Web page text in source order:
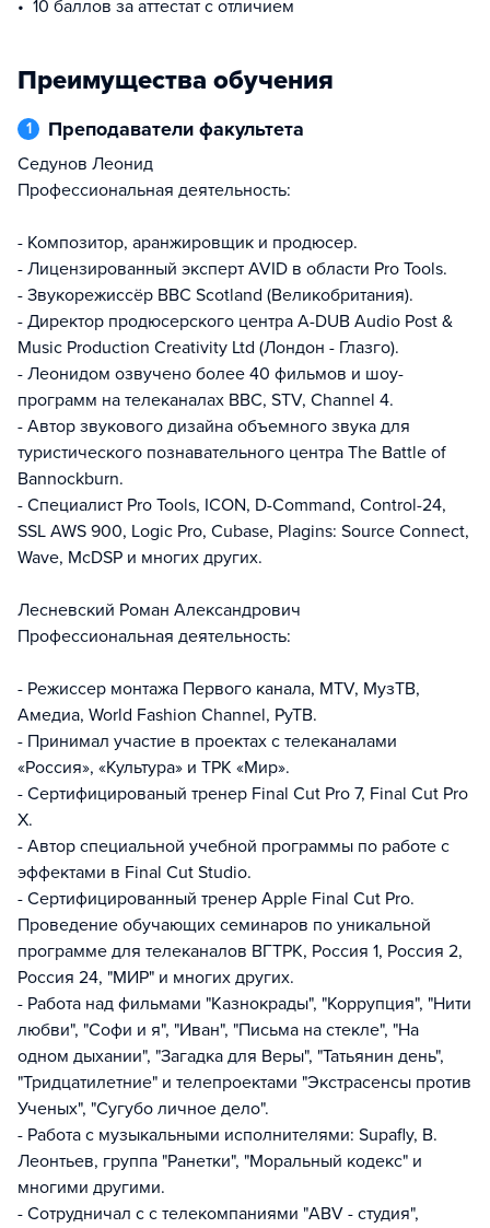
10 баллов за аттестат с отличием
Преимущества обучения
1 Преподаватели факультета
Седунов Леонид
Профессиональная деятельность:
- Композитор, аранжировщик и продюсер.
- Лицензированный эксперт AVID в области Pro Tools.
- Звукорежиссёр BBC Scotland (Великобритания).
- Директор продюсерского центра A-DUB Audio Post &
Music Production Creativity Ltd (Лондон - Глазго).
- Леонидом озвучено более 40 фильмов и шоу-
программ на телеканалах BBC, STV, Channel 4.
- Автор звукового дизайна объемного звука для
туристического познавательного центра The Battle of
Bannockburn.
- Специалист Pro Tools, ICON, D-Command, Control-24,
SSL AWS 900, Logic Pro, Cubase, Plagins: Source Connect,
Wave, McDSP и многих других.
Лесневский Роман Александрович
Профессиональная деятельность:
- Режиссер монтажа Первого канала, MTV, МузТВ,
Амедиа, World Fashion Channel, PyTB.
- Принимал участие в проектах с телеканалами
«Россия», «Культура» и ТРК «Мир».
- Сертифицированый тренер Final Cut Pro 7, Final Cut Pro
X.
- Автор специальной учебной программы по работе с
эффектами в Final Cut Studio.
- Cертифицированный тренер Apple Final Cut Pro.
Проведение обучающих семинаров по уникальной
программе для телеканалов ВГТРК, Россия 1, Россия 2,
Россия 24, "МИР" и многих других.
- Работа над фильмами "Казнокрады", "Коррупция", "Нити
любви", "Софи и я", "Иван", "Письма на стекле", "На
одном дыхании", "Загадка для Веры", "Татьянин день",
"Тридцатилетние" и телепроектами "Экстрасенсы против
Ученых", "Сугубо личное дело".
- Работа с музыкальными исполнителями: Supafly, В.
Леонтьев, группа "Ранетки", "Моральный кодекс" и
многими другими.
- Сотрудничал с с телекомпаниями "ABV - студия",